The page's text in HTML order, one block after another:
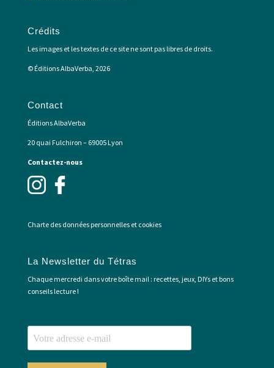
Crédits
Les images et les textes de ce site ne sont pas libres de droits.
© Éditions AlbaVerba, 2026
Contact
Éditions AlbaVerba
20 quai Fulchiron – 69005 Lyon
Contactez-nous
Charte des données personnelles et cookies
La Newsletter du Tétras
Chaque mercredi dans votre boîte mail : recettes, jeux, DIYs et bons
conseils lecture !